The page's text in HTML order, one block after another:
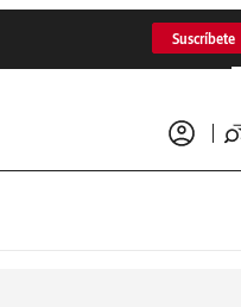
Suscríbete